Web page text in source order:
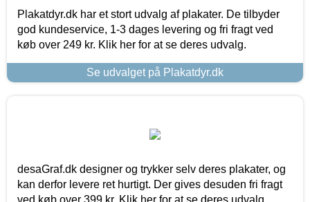
Plakatdyr.dk har et stort udvalg af plakater. De tilbyder
god kundeservice, 1-3 dages levering og fri fragt ved
køb over 249 kr. Klik her for at se deres udvalg.
Se udvalget på Plakatdyr.dk
desaGraf.dk designer og trykker selv deres plakater, og
kan derfor levere ret hurtigt. Der gives desuden fri fragt
ved køb over 399 kr. Klik her for at se deres udvalg.